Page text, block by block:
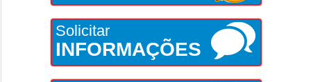
Solicitar
INFORMAÇÕES